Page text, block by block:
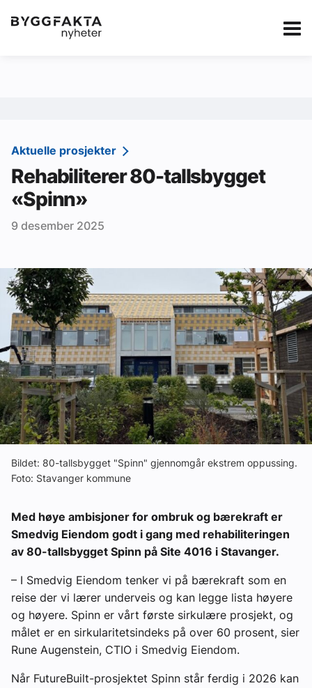
Kategorier Jobbmarkedet Annonsere i
Redaksjonen
Om Byggfakta
Annonsere
Tips oss
Ledige stillinger
eBlad
Aktivitetskalender
Aktuelle prosjekter
Aktuelle prosjekter
Rehabiliterer 80-tallsbygget
«Spinn»
9 desember 2025
Bildet: 80-tallsbygget "Spinn" gjennomgår ekstrem oppussing.
Foto: Stavanger kommune
Med høye ambisjoner for ombruk og bærekraft er
Smedvig Eiendom godt i gang med rehabiliteringen
av 80-tallsbygget Spinn på Site 4016 i Stavanger.
– I Smedvig Eiendom tenker vi på bærekraft som en
reise der vi lærer underveis og kan legge lista høyere
og høyere. Spinn er vårt første sirkulære prosjekt, og
målet er en sirkularitetsindeks på over 60 prosent, sier
Rune Augenstein, CTIO i Smedvig Eiendom.
Når FutureBuilt-prosjektet Spinn står ferdig i 2026 kan